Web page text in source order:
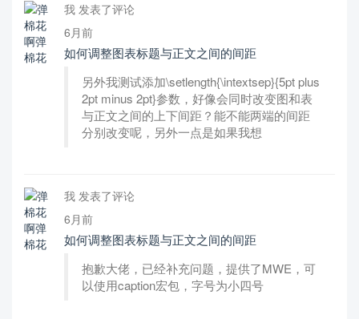
我 发表了评论
6月前
如何调整图表标题与正文之间的间距
另外我测试添加\setlength{\intextsep}{5pt plus
2pt minus 2pt}参数，好像会同时改变图和表
与正文之间的上下间距？能不能两端的间距
分别改变呢，另外一点是如果我想
我 发表了评论
6月前
如何调整图表标题与正文之间的间距
抱歉大佬，已经补充问题，提供了MWE，可
以使用caption宏包，字号为小四号